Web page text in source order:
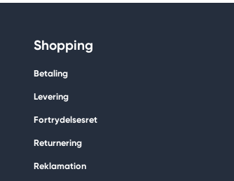
Shopping
Betaling
Levering
Fortrydelsesret
Returnering
Reklamation